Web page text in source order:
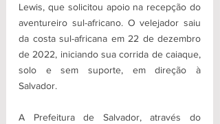
Lewis, que solicitou apoio na recepção do
aventureiro sul-africano. O velejador saiu
da costa sul-africana em 22 de dezembro
de 2022, iniciando sua corrida de caiaque,
solo e sem suporte, em direção à
Salvador.
A Prefeitura de Salvador, através do